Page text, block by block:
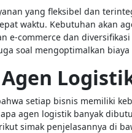
yang fleksibel dan
waktu. Kebutuhan akan
e-commerce dan
soal mengoptimalkan biaya
setiap bisnis memiliki
agen logistik banyak
simak penjelasannya di